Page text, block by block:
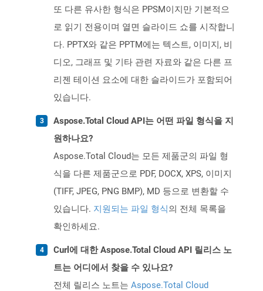
또 다른 유사한 형식은 PPSM이지만 기본적으
로 읽기 전용이며 열면 슬라이드 쇼를 시작합니
다. PPTX와 같은 PPTM에는 텍스트, 이미지, 비
디오, 그래프 및 기타 관련 자료와 같은 다른 프
리젠 테이션 요소에 대한 슬라이드가 포함되어
있습니다.
Aspose.Total Cloud API는 어떤 파일 형식을 지
원하나요?
Aspose.Total Cloud는 모든 제품군의 파일 형
식을 다른 제품군으로 PDF, DOCX, XPS, 이미지
(TIFF, JPEG, PNG BMP), MD 등으로 변환할 수
있습니다. 지원되는 파일 형식의 전체 목록을
확인하세요.
Curl에 대한 Aspose.Total Cloud API 릴리스 노
트는 어디에서 찾을 수 있나요?
전체 릴리스 노트는 Aspose.Total Cloud